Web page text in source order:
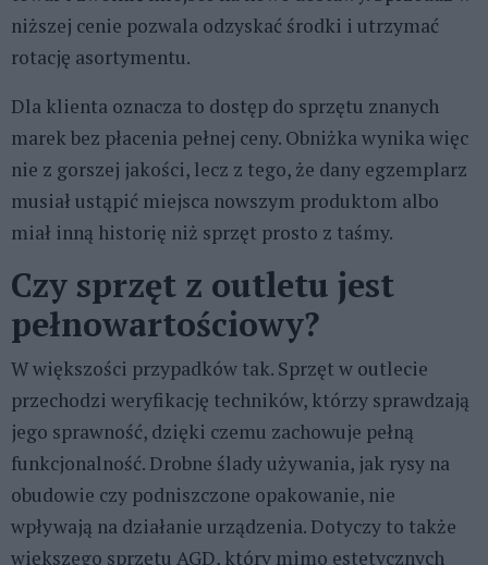
niższej cenie pozwala odzyskać środki i utrzymać
rotację asortymentu.
Dla klienta oznacza to dostęp do sprzętu znanych
marek bez płacenia pełnej ceny. Obniżka wynika więc
nie z gorszej jakości, lecz z tego, że dany egzemplarz
musiał ustąpić miejsca nowszym produktom albo
miał inną historię niż sprzęt prosto z taśmy.
Czy sprzęt z outletu jest
pełnowartościowy?
W większości przypadków tak. Sprzęt w outlecie
przechodzi weryfikację techników, którzy sprawdzają
jego sprawność, dzięki czemu zachowuje pełną
funkcjonalność. Drobne ślady używania, jak rysy na
obudowie czy podniszczone opakowanie, nie
wpływają na działanie urządzenia. Dotyczy to także
większego sprzętu AGD, który mimo estetycznych